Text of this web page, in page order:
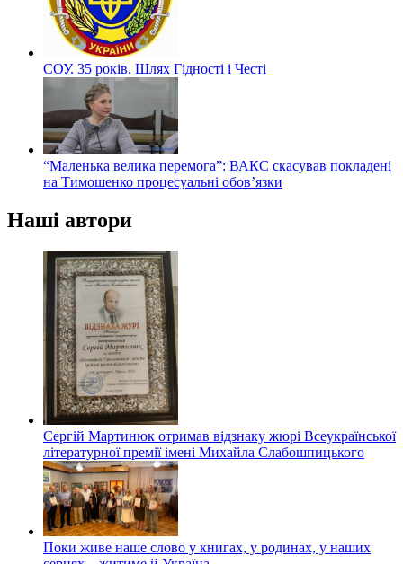
СОУ. 35 років. Шлях Гідності і Честі
“Маленька велика перемога”: ВАКС скасував покладені
на Тимошенко процесуальні обов’язки
Наші автори
Сергій Мартинюк отримав відзнаку жюрі Всеукраїнської
літературної премії імені Михайла Слабошпицького
Поки живе наше слово у книгах, у родинах, у наших